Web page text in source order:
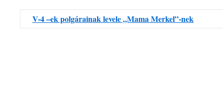
V-4 –ek polgárainak levele „Mama Merkel”-nek